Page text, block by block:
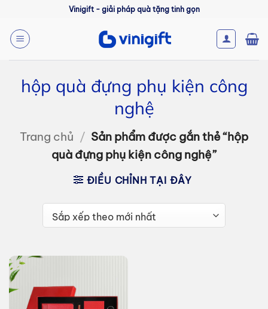
nội
dung
Vinigift - giải pháp quà tặng tinh gọn
hộp quà đựng phụ kiện công
nghệ
Trang chủ / Sản phẩm được gắn thẻ “hộp
quà đựng phụ kiện công nghệ”
ĐIỀU CHỈNH TẠI ĐÂY